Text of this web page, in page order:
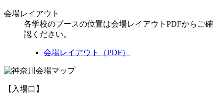
会場レイアウト
各学校のブースの位置は会場レイアウトPDFからご確
認ください。
会場レイアウト（PDF）
【入場口】